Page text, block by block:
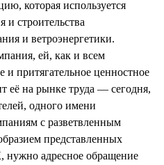
которая используется
и строительства
и ветроэнергетики.
ей, как и всем
и притягательное ценностное
её на рынке труда — сегодня,
одного имени
с разветвленным
представленных
адресное обращение